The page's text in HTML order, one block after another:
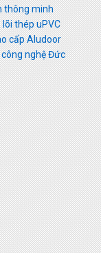
thông minh
thép uPVC
cấp Aludoor
nghệ Đức